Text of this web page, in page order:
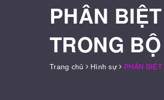
PHÂN
TRONG
Trang chủ Hình sự PHÂN